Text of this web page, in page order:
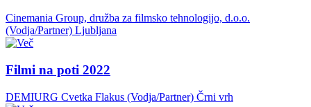
Cinemania Group, družba za filmsko tehnologijo, d.o.o.
(Vodja/Partner) Ljubljana
Filmi na poti 2022
DEMIURG Cvetka Flakus (Vodja/Partner) Črni vrh